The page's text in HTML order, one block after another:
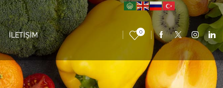
İLETİŞİM 0